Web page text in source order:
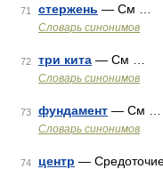
71 стержень — См …
Словарь синонимов
72 три кита — См …
Словарь синонимов
73 фундамент — См …
Словарь синонимов
74 центр —